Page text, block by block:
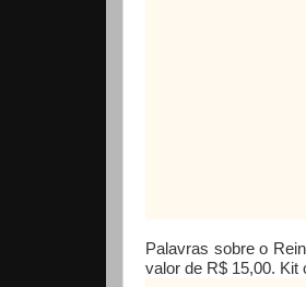
Palavras sobre o
valor de R$ 15,00. Kit